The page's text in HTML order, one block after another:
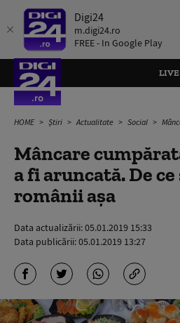
Digi24
m.digi24.ro
FREE - In Google Play
HOME Știri Actualitate Social Mâncare
Mâncare
a fi aruncată. De
românii așa
Data actualizării:05.01.2019 15:33
Data publicării:05.01.2019 13:27